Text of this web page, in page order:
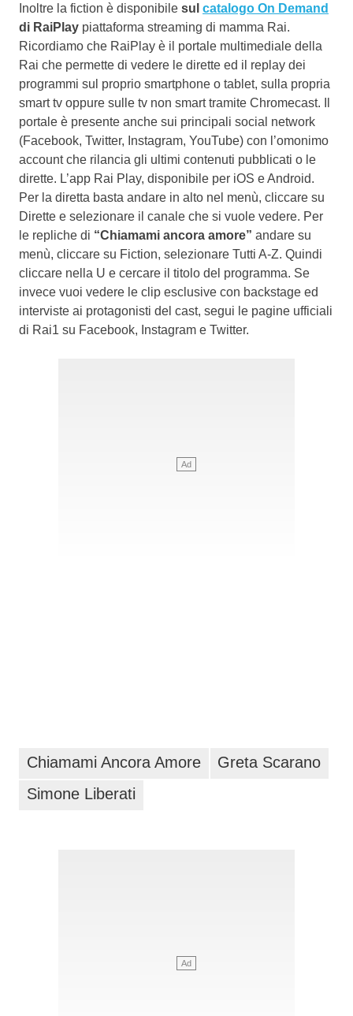
Inoltre la fiction è disponibile sul catalogo On Demand
di RaiPlay piattaforma streaming di mamma Rai.
Ricordiamo che RaiPlay è il portale multimediale della
Rai che permette di vedere le dirette ed il replay dei
programmi sul proprio smartphone o tablet, sulla propria
smart tv oppure sulle tv non smart tramite Chromecast. Il
portale è presente anche sui principali social network
(Facebook, Twitter, Instagram, YouTube) con l’omonimo
account che rilancia gli ultimi contenuti pubblicati o le
dirette. L’app Rai Play, disponibile per iOS e Android.
Per la diretta basta andare in alto nel menù, cliccare su
Dirette e selezionare il canale che si vuole vedere. Per
le repliche di “Chiamami ancora amore” andare su
menù, cliccare su Fiction, selezionare Tutti A-Z. Quindi
cliccare nella U e cercare il titolo del programma. Se
invece vuoi vedere le clip esclusive con backstage ed
interviste ai protagonisti del cast, segui le pagine ufficiali
di Rai1 su Facebook, Instagram e Twitter.
Chiamami Ancora Amore
Greta Scarano
Simone Liberati